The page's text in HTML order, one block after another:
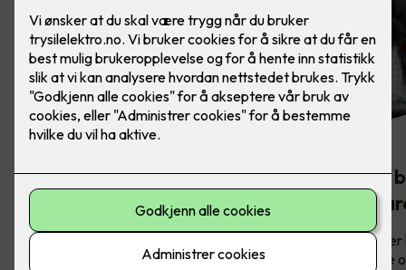
Komfyrvakt -
brannsikkerhet på
kjøkkenet
Slik sikrer du
mot
Brannsikring
derfor viktig å vite